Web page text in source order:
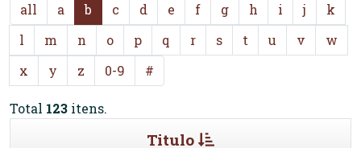
all a b c d e f g h i j
k
l
m n o p q r s t u v
w
x
y z 0-9 #
Total 123 itens.
Titulo